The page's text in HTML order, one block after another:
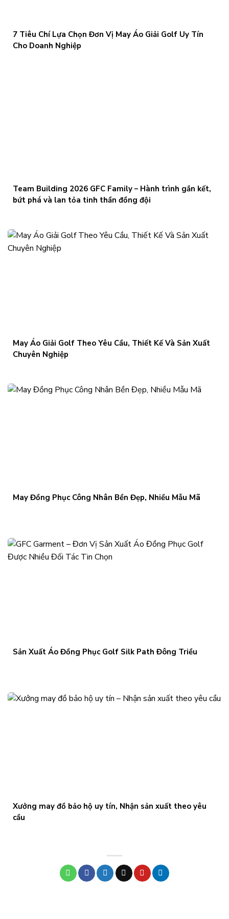
7 Tiêu Chí Lựa Chọn Đơn Vị May Áo Giải Golf Uy Tín
Cho Doanh Nghiệp
Team Building 2026 GFC Family – Hành trình gắn kết,
bứt phá và lan tỏa tinh thần đồng đội
May Áo Giải Golf Theo Yêu Cầu, Thiết Kế Và Sản Xuất
Chuyên Nghiệp
May Đồng Phục Công Nhân Bền Đẹp, Nhiều Mẫu Mã
Sản Xuất Áo Đồng Phục Golf Silk Path Đông Triều
Xưởng may đồ bảo hộ uy tín, Nhận sản xuất theo yêu
cầu